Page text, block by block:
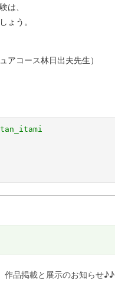
は、
ょう。
アコース林日出夫先生）
作品掲載と展示のお知らせ♪♪